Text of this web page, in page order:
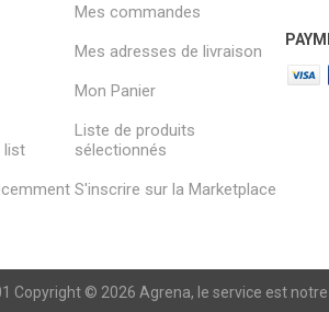
list
Mes commandes
Mes adresses de livraison
Mon Panier
Liste de produits
sélectionnés
S'inscrire sur la Marketplace
© 2026 Agrena, le service est notre